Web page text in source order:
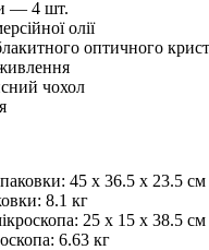
— 4 шт.
олії
оптичного
чохол
45 х 36.5 х 23.5 см
8.1 кг
25 x 15 x 38.5 см
6.63 кг